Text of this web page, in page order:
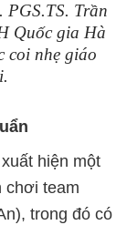
PGS.TS. Trần
Quốc gia Hà
coi nhẹ giáo
hiện một
chơi team
trong đó có